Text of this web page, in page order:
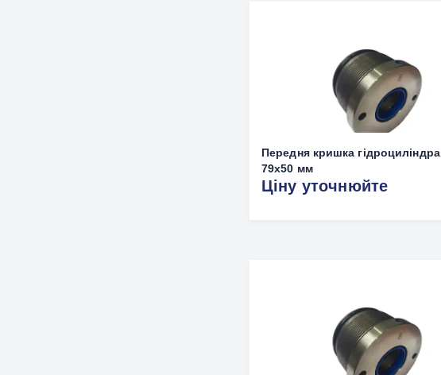
Передня кришка гідроциліндра
79x50 мм
Ціну уточнюйте